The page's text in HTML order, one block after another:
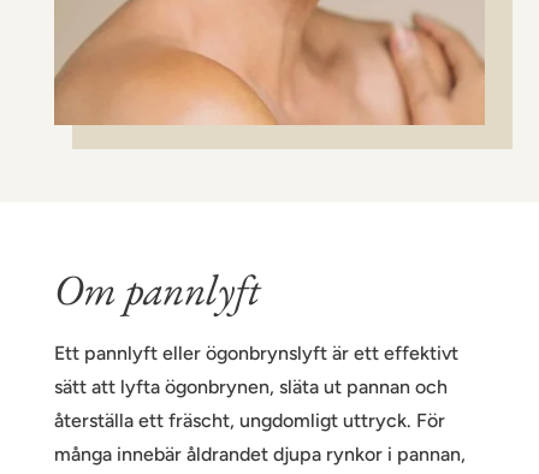
Om pannlyft
Ett pannlyft eller ögonbrynslyft är ett effektivt
sätt att lyfta ögonbrynen, släta ut pannan och
återställa ett fräscht, ungdomligt uttryck. För
många innebär åldrandet djupa rynkor i pannan,